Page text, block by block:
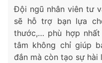
Đội ngũ nhân viên tư
sẽ hỗ trợ bạn lựa
thước,… phù hợp
tâm không chỉ giúp
đắn mà còn tạo sự hài